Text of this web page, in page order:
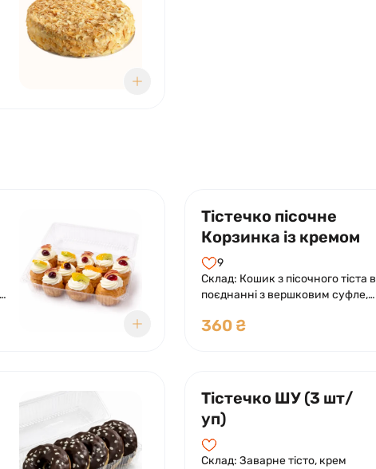
Тістечко пісочне
Корзинка із кремом
(8 шт\уп)
9
Склад: Кошик з пісочного тіста в
поєднанні з вершковим суфле,
360 ₴
Тістечко ШУ (3 шт/
уп)
Склад: Заварне тісто, крем